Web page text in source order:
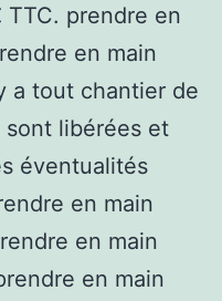
prendre en
en main
a tout chantier de
sont libérées et
éventualités
en main
en main
en main